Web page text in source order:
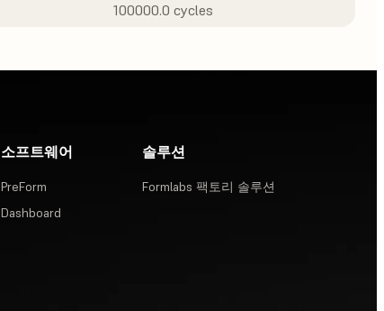
100000.0 cycles
소프트웨어
PreForm
Dashboard
솔루션
Formlabs 팩토리 솔루션